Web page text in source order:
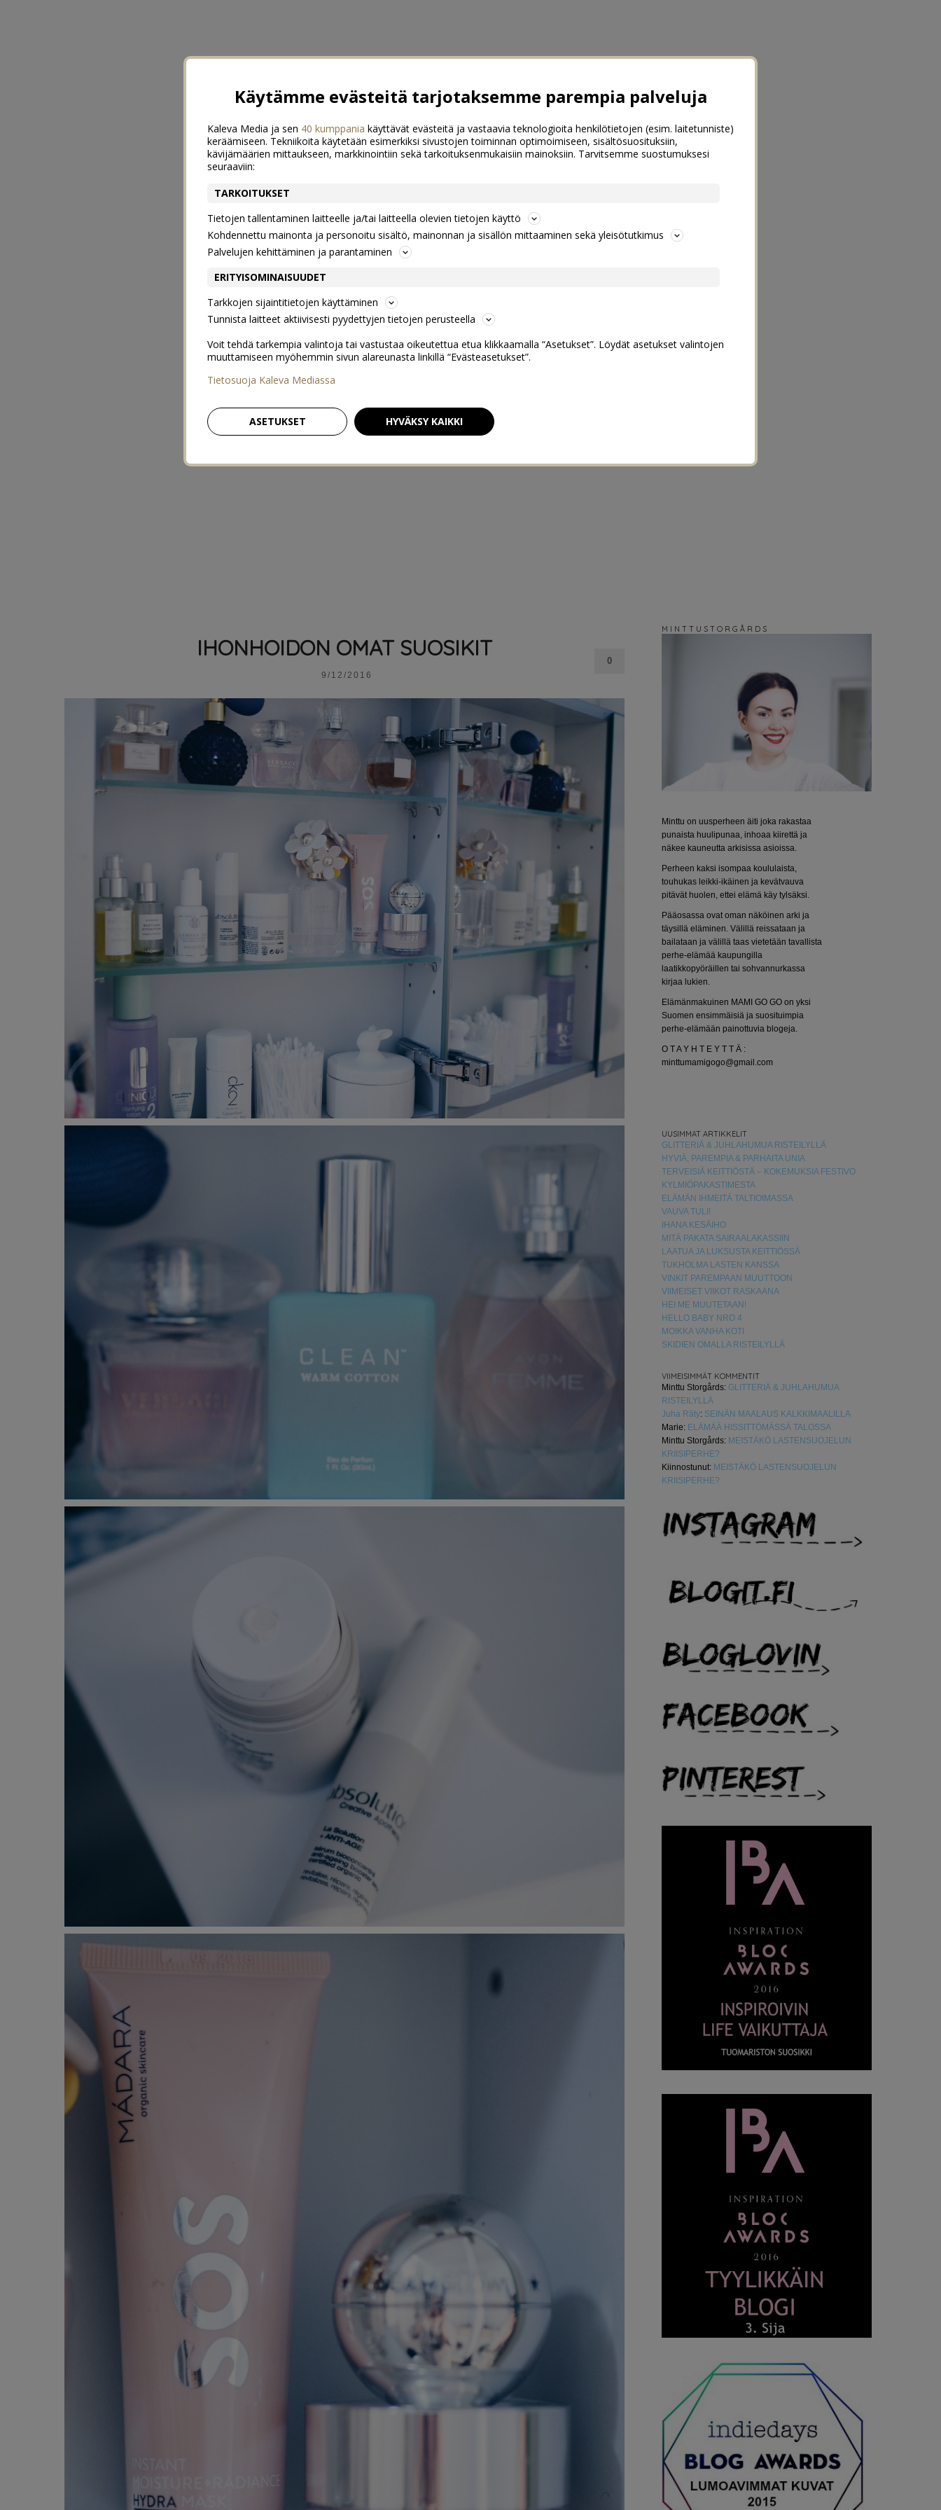
IHONHOIDON OMAT SUOSIKIT
9/12/2016
0
M I N T T U S T O R G Å R D S
Minttu on uusperheen äiti joka rakastaa
punaista huulipunaa, inhoaa kiirettä ja
näkee kauneutta arkisissa asioissa.
Perheen kaksi isompaa koululaista,
touhukas leikki-ikäinen ja kevätvauva
pitävät huolen, ettei elämä käy tylsäksi.
Pääosassa ovat oman näköinen arki ja
täysillä eläminen. Välillä reissataan ja
bailataan ja välillä taas vietetään tavallista
perhe-elämää kaupungilla
laatikkopyöräillen tai sohvannurkassa
kirjaa lukien.
Elämänmakuinen MAMI GO GO on yksi
Suomen ensimmäisiä ja suosituimpia
perhe-elämään painottuvia blogeja.
O T A Y H T E Y T T Ä :
minttumamigogo@gmail.com
UUSIMMAT ARTIKKELIT
GLITTERIÄ & JUHLAHUMUA RISTEILYLLÄ
HYVIÄ, PAREMPIA & PARHAITA UNIA
TERVEISIÄ KEITTIÖSTÄ – KOKEMUKSIA FESTIVO
KYLMIÖPAKASTIMESTA
ELÄMÄN IHMEITÄ TALTIOIMASSA
VAUVA TULI!
IHANA KESÄIHO
MITÄ PAKATA SAIRAALAKASSIIN
LAATUA JA LUKSUSTA KEITTIÖSSÄ
TUKHOLMA LASTEN KANSSA
VINKIT PAREMPAAN MUUTTOON
VIIMEISET VIIKOT RASKAANA
HEI ME MUUTETAAN!
HELLO BABY NRO 4
MOIKKA VANHA KOTI
SKIDIEN OMALLA RISTEILYLLÄ
VIIMEISIMMÄT KOMMENTIT
Minttu Storgårds: GLITTERIÄ & JUHLAHUMUA
RISTEILYLLÄ
Juha Räty: SEINÄN MAALAUS KALKKIMAALILLA
Marie: ELÄMÄÄ HISSITTÖMÄSSÄ TALOSSA
Minttu Storgårds: MEISTÄKÖ LASTENSUOJELUN
KRIISIPERHE?
Kiinnostunut: MEISTÄKÖ LASTENSUOJELUN
KRIISIPERHE?
Käytämme evästeitä tarjotaksemme parempia palveluja
Kaleva Media ja sen 40 kumppania käyttävät evästeitä ja vastaavia teknologioita henkilötietojen (esim. laitetunniste)
keräämiseen. Tekniikoita käytetään esimerkiksi sivustojen toiminnan optimoimiseen, sisältösuosituksiin,
kävijämäärien mittaukseen, markkinointiin sekä tarkoituksenmukaisiin mainoksiin. Tarvitsemme suostumuksesi
seuraaviin:
TARKOITUKSET
Tietojen tallentaminen laitteelle ja/tai laitteella olevien tietojen käyttö
Kohdennettu mainonta ja personoitu sisältö, mainonnan ja sisällön mittaaminen sekä yleisötutkimus
Palvelujen kehittäminen ja parantaminen
ERITYISOMINAISUUDET
Tarkkojen sijaintitietojen käyttäminen
Tunnista laitteet aktiivisesti pyydettyjen tietojen perusteella
Voit tehdä tarkempia valintoja tai vastustaa oikeutettua etua klikkaamalla “Asetukset”. Löydät asetukset valintojen
muuttamiseen myöhemmin sivun alareunasta linkillä “Evästeasetukset”.
Tietosuoja Kaleva Mediassa
ASETUKSET HYVÄKSY KAIKKI